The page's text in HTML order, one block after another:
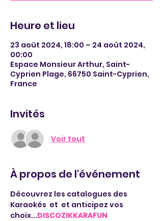
Heure et lieu
23 août 2024, 18:00 – 24 août 2024,
00:00
Espace Monsieur Arthur, Saint-
Cyprien Plage, 66750 Saint-Cyprien,
France
Invités
Voir tout
À propos de l'événement
Découvrez les catalogues des
Karaokés et et anticipez vos
choix...DISCOZIKKARAFUN